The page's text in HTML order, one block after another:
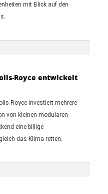
mit Blick auf den
Royce entwickelt
Royce investiert mehrere
von kleinen modularen
eine billige
das Klima retten.